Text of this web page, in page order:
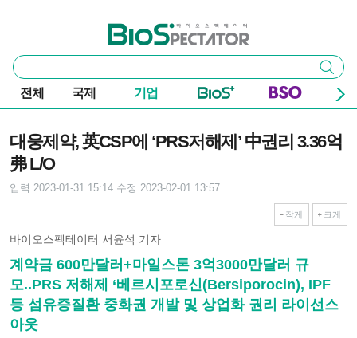
바이오스펙테이터
통
합
검
색
검색
전체 국제 기업
대웅제약, 英CSP에 ‘PRS저해제’ 中권리 3.36억
弗 L/O
입력 2023-01-31 15:14 수정 2023-02-01 13:57
작게 크게
바이오스펙테이터 서윤석 기자
계약금 600만달러+마일스톤 3억3000만달러 규
모..PRS 저해제 ‘베르시포로신(Bersiporocin), IPF
등 섬유증질환 중화권 개발 및 상업화 권리 라이선스
아웃